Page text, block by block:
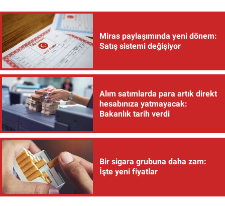
Miras paylaşımında yeni dönem:
Satış sistemi değişiyor
Alım satımlarda para artık direkt
hesabınıza yatmayacak:
Bakanlık tarih verdi
Bir sigara grubuna daha zam:
İşte yeni fiyatlar